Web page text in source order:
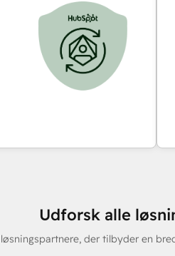
Udforsk alle
der tilbyder en